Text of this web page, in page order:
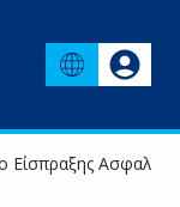
Είσπραξης